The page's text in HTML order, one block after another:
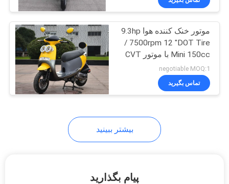
250cc موتورسیکلت
هلی کوپتر
30
موتورسیکلت دوچرخه
موتور خنک کننده هوا 9.3hp
/ 7500rpm 12 "DOT Tire
Mini 150cc با موتور CVT
negotiable MOQ:1
تماس بگیرید
بیشتر ببینید
پیام بگذارید